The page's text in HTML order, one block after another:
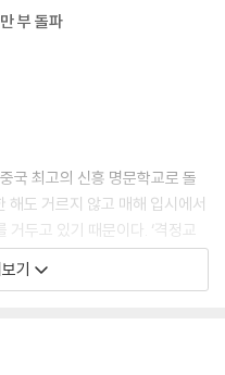
여기’
. 스스로에게 떳떳하지 못하니
거죠. 멍하니 살았습니다. 무덤
는 하루살이처럼 무턱대고 아
같은 시기’에 제 인생은 녹슬어
다」중에서
어 있습니다. 내가 잘하게 될 때
하다못해 게임 하나를 시작해도
대로 모르고 스킬도 쓸 줄 모르
도 꾹 참고 무작정 로그인해 지
모르게 점점 잘하게 돼요. 그러
부 돌파
국 최고의 신흥 명문학교로 돌
해도 거르지 않고 매해 입시에서
거두고 있기 때문이다. ‘격정교
, 키우고, 붙잡아두는 일’에 집
우선이고 중요하다는 진실에 대
하기 어려워요.’
기